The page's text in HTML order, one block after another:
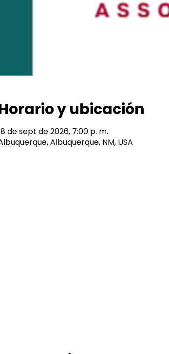
y ubicación
de sept de 2026, 7:00 p. m.
Albuquerque, NM, USA